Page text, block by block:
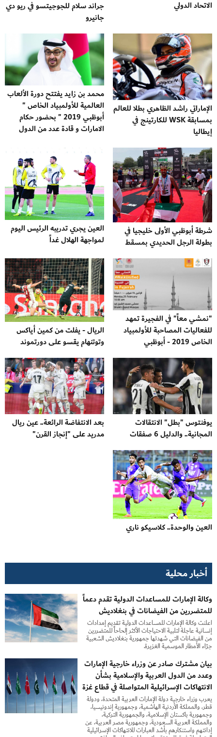
الاتحاد الدولي
جراند سلام للجوجيتسو في ريو دي
جانيرو
الإماراتي راشد الظاهري بطلا للعالم
بمسابقة WSK للكارتينج في
إيطاليا
محمد بن زايد يفتتح دورة الألعاب
العالمية للأولمبياد الخاص "
أبوظبي 2019 " بحضور حكام
الامارات و قادة عدد من الدول
شرطة أبوظبي الأولى خليجيا في
بطولة الرجل الحديدي بمسقط
العين يجري تدريبه الرئيس اليوم
لمواجهة الهلال غداً
"نمشي معاً" في الفجيرة تمهد
للفعاليات المصاحبة للأولمبياد
الخاص 2019 - أبوظبي
الريال - يفلت من كمين أياكس
وتوتنهام يقسو على دورتموند
يوفنتوس "بطل" الانتقالات
المجانية.. والدليل 6 صفقات
بعد الانتفاضة الرائعة.. عين ريال
مدريد على "إنجاز القرن"
العين والوحدة.. كلاسيكو ناري
أخبار محلية
وكالة الإمارات للمساعدات الدولية تقدم دعماً
للمتضررين من الفيضانات في بنغلاديش
أعلنت وكالة الإمارات للمساعدات الدولية تقديم إمدادات
إنسانية عاجلة لتلبية الاحتياجات الأكثر إلحاحاً للمتضررين
من الفيضانات التي شهدتها جمهورية بنغلاديش الشعبية
جرّاء الأمطار الموسمية الغزيرة.
بيان مشترك صادر عن وزراء خارجية الإمارات
وعدد من الدول العربية والإسلامية بشأن
الانتهاكات الإسرائيلية المتواصلة في قطاع غزة
يعرب وزراء خارجية دولة الإمارات العربية المتحدة، ودولة
قطر، والمملكة الأردنية الهاشمية، وجمهورية إندونيسيا،
وجمهورية باكستان الإسلامية، والجمهورية التركية،
والمملكة العربية السعودية، وجمهورية مصر العربية، عن
إدانتهم واستنكارهم بأشد العبارات للانتهاكات الإسرائيلية